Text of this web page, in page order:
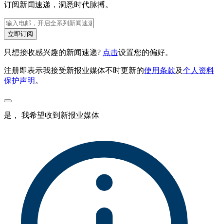
订阅新闻速递，洞悉时代脉搏。
立即订阅
只想接收感兴趣的新闻速递? 点击设置您的偏好。
注册即表示我接受新报业媒体不时更新的使用条款及个人资料
保护声明 。
是， 我希望收到新报业媒体